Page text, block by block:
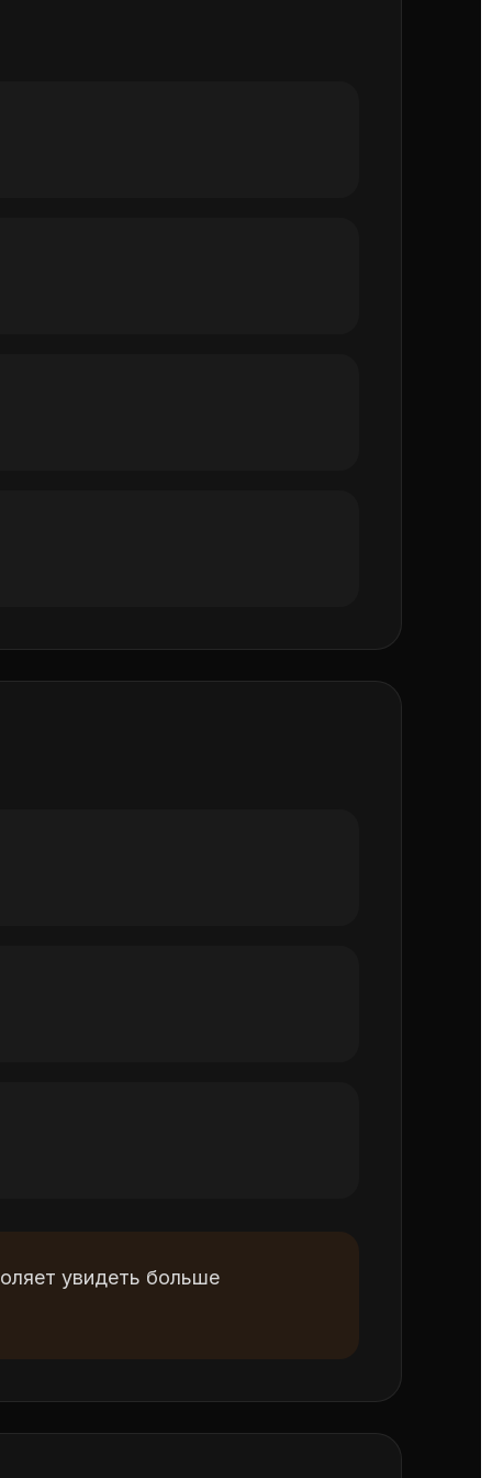
увидеть больше